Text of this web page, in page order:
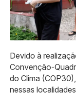
Devido à
Convenção-
do Clima
nessas